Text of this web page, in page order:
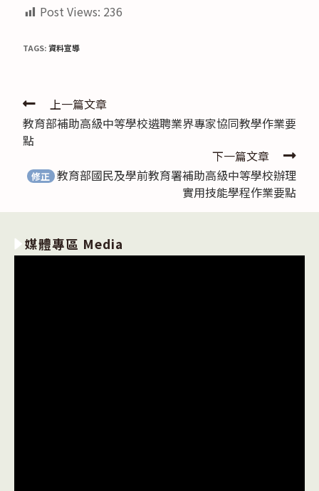
Post Views: 236
TAGS:資料宣導
Read
more
articles
上一篇文章
教育部補助高級中等學校遴聘業界專家協同教學作業要
點
下一篇文章
修正 教育部國民及學前教育署補助高級中等學校辦理
實用技能學程作業要點
媒體專區 Media